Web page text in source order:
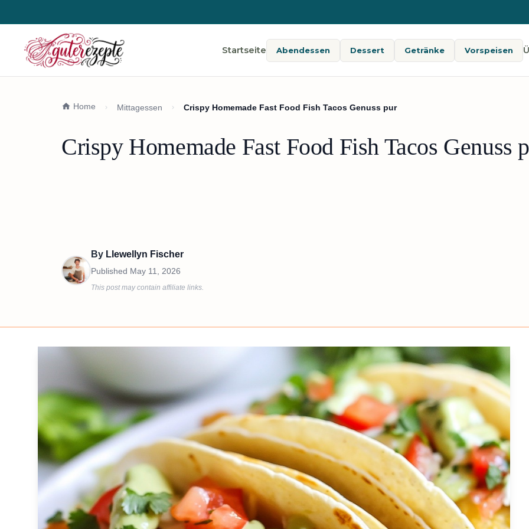
Startseite Abendessen Dessert Getränke Vorspeisen
Home Mittagessen Crispy Homemade Fast Food Fish Tacos Genuss pur
Crispy Homemade Fast Food Fish Tacos Genuss
By Llewellyn Fischer
Published May 11, 2026
This post may contain affiliate links.